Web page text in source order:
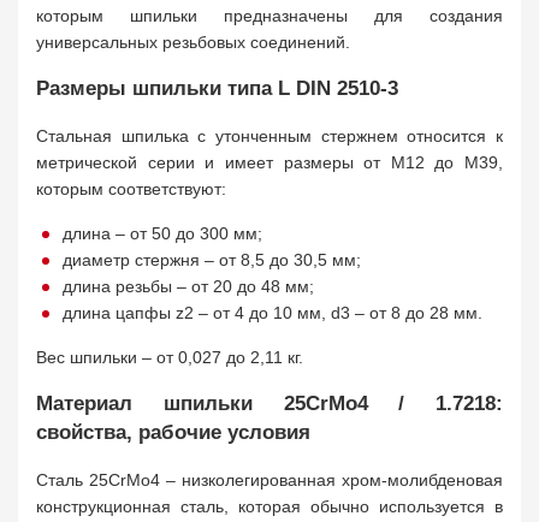
которым шпильки предназначены для создания
универсальных резьбовых соединений.
Размеры шпильки типа L DIN 2510-3
Стальная шпилька с утонченным стержнем относится к
метрической серии и имеет размеры от М12 до М39,
которым соответствуют:
длина – от 50 до 300 мм;
диаметр стержня – от 8,5 до 30,5 мм;
длина резьбы – от 20 до 48 мм;
длина цапфы z2 – от 4 до 10 мм, d3 – от 8 до 28 мм.
Вес шпильки – от 0,027 до 2,11 кг.
Материал шпильки 25CrMo4 / 1.7218:
свойства, рабочие условия
Сталь 25CrMo4 – низколегированная хром-молибденовая
конструкционная сталь, которая обычно используется в